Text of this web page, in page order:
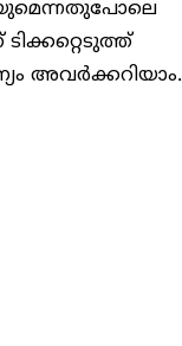
അവർക്കറിയാം.